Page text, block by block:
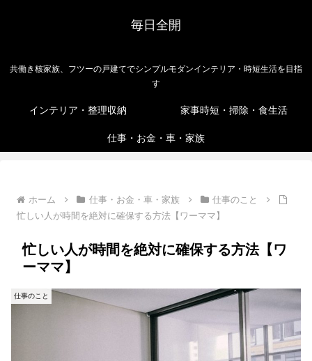
毎日全開
共働き核家族、フツーの戸建てでシンプルモダンインテリア・時短生活を目指
す
インテリア・整理収納 家事時短・掃除・食生活
仕事・お金・車・家族
ホーム 仕事・お金・車・家族
仕事のこと
忙しい人が時間を絶対に確保する方法【ワーママ】
忙しい人が時間を絶対に確保する方法【ワ
ーママ】
仕事のこと